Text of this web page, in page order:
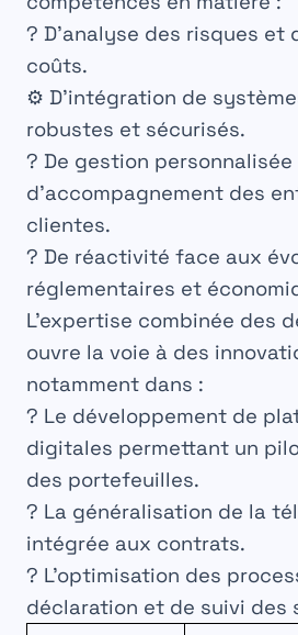
?️ D’analyse des risques et
coûts.
⚙️ D’intégration de
robustes et sécurisés.
? De gestion
d’accompagnement des
clientes.
? De réactivité face aux
réglementaires et
L’expertise combinée des
ouvre la voie à des
notamment dans :
? Le développement de
digitales permettant un
des portefeuilles.
? La généralisation de la
intégrée aux contrats.
? L’optimisation des
déclaration et de suivi des